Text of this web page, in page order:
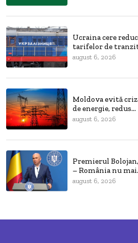
Ucraina cere
tarifelor de tranzit
august 6, 2026
Moldova evită
de energie, redus...
august 6, 2026
Premierul
– România nu
august 6, 2026